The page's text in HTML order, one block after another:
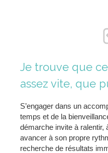
Je trouve que
assez vite, que
S’engager dans un
temps et de la
démarche invite à ralentir,
avancer à son propre
recherche de résultats